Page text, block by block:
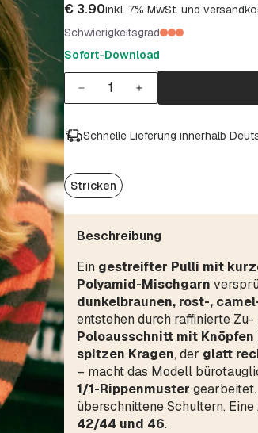
€3.90inkl. 7% MwSt. und
Schwierigkeitsgrad
Sofort-Download
Schnelle Lieferung innerhalb
Stricken
Beschreibung
Ein gestreifter Pulli mit
Polyamid-Mischgarn
dunkelbraunen, rost-,
entstehen durch raffinierte Zu-
Poloausschnitt mit
spitzen Kragen, der glatt
– macht das Modell
1/1-Rippenmuster
überschnittene Schultern.
42/44 und 46.